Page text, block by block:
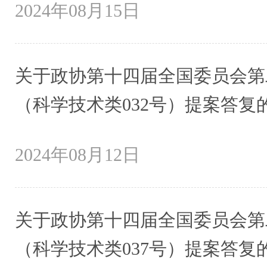
2024年08月15日
关于政协第十四届全国委员会
（科学技术类032号）提案答复
2024年08月12日
关于政协第十四届全国委员会
（科学技术类037号）提案答复